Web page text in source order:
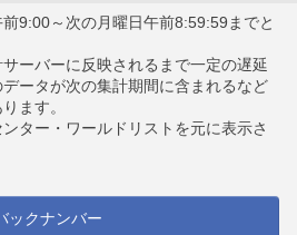
9:00～次の月曜日午前8:59:59までと
ーバーに反映されるまで一定の遅延
ータが次の集計期間に含まれるなど
ます。
ター・ワールドリストを元に表示さ
ックナンバー